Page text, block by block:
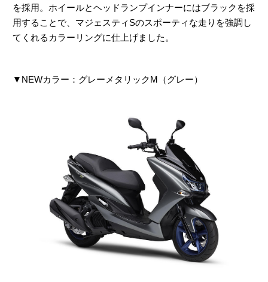
を採用。ホイールとヘッドランプインナーにはブラックを採
用することで、マジェスティSのスポーティな走りを強調し
てくれるカラーリングに仕上げました。
▼NEWカラー：グレーメタリックM（グレー）